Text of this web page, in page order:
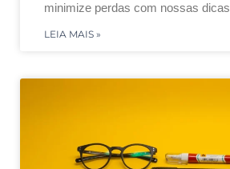
minimize perdas com nossas dicas
LEIA MAIS »